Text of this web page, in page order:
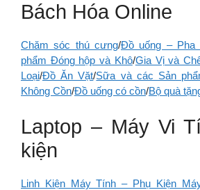
Bách Hóa Online
Chăm sóc thú cưng/Đồ uống – Pha
phẩm Đóng hộp và Khô/Gia Vị và
Loại/Đồ Ăn Vặt/Sữa và các Sản
Không Cồn/Đồ uống có cồn/Bộ quà
Laptop – Máy Vi
kiện
Linh Kiện Máy Tính – Phụ Kiện